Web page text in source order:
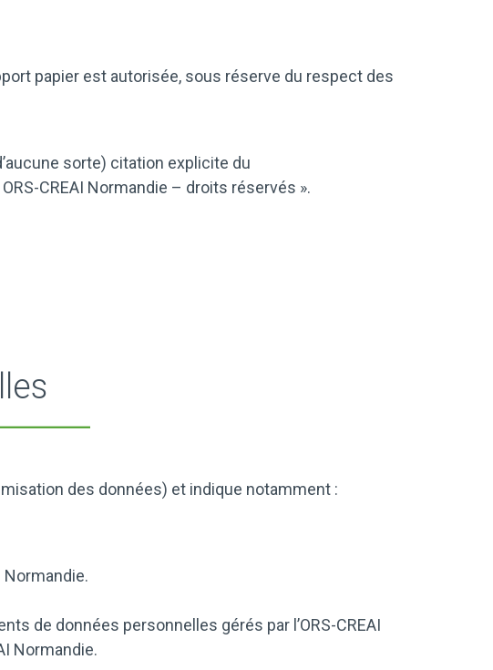
papier est autorisée, sous réserve du respect des
sorte) citation explicite du
CREAI Normandie – droits réservés ».
des données) et indique notamment :
Normandie.
de données personnelles gérés par l’ORS-CREAI
Normandie.